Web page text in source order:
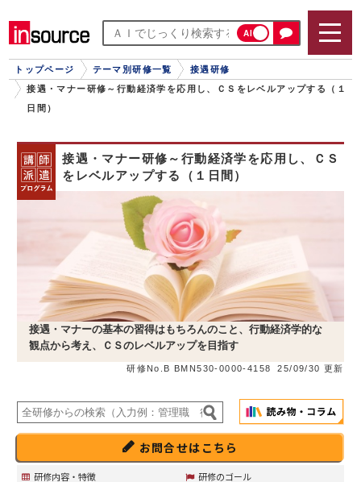
AI
トップページ テーマ別研修一覧
接遇研修
接遇・マナー研修～行動経済学を応用し、ＣＳをレベルアップする（１
日間）
接遇・マナー研修～行動経済学を応用し、ＣＳ
をレベルアップする（１日間）
接遇・マナーの基本の習得はもちろんのこと、行動経済学的な
観点から考え、ＣＳのレベルアップを目指す
研修No.B BMN530-0000-4158 25/09/30 更新
お問合せはこちら
研修内容・特徴
研修のゴール